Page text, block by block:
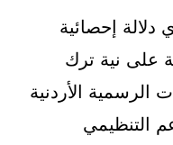
دلالة إحصائية
على نية ترك
الرسمية الأردنية
التنظيمي